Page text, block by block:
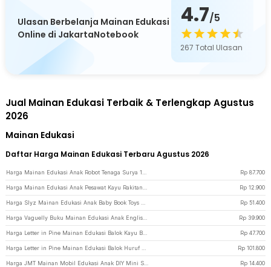
Ulasan Berbelanja Mainan Edukasi
Online di JakartaNotebook
4.7/5
267 Total Ulasan
Jual Mainan Edukasi Terbaik & Terlengkap Agustus
2026
Mainan Edukasi
Daftar Harga Mainan Edukasi Terbaru Agustus 2026
Rp 87.700
Rp 12.900
Rp 51.400
Rp 39.900
Rp 47.700
Rp 101.800
Rp 14.400